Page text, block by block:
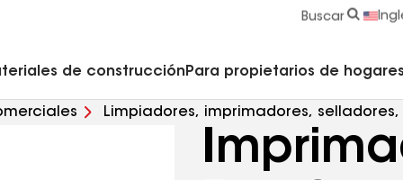
Buscar
de construcción Para propietarios de
Limpiadores, imprimadores,
orgánicos volátiles (VOC) EverGuard ®